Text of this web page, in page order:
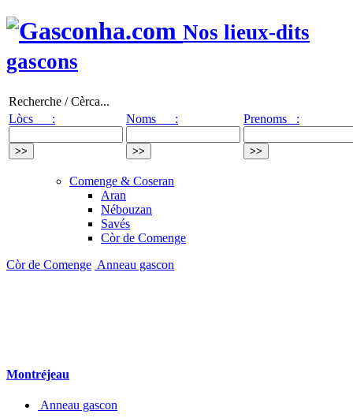
Nos lieux-dits
gascons
Recherche / Cèrca...
Lòcs :
Noms : Prenoms :
Comenge & Coseran
Aran
Nébouzan
Savés
Còr de Comenge
Còr de Comenge Anneau gascon
Montréjeau
Anneau gascon